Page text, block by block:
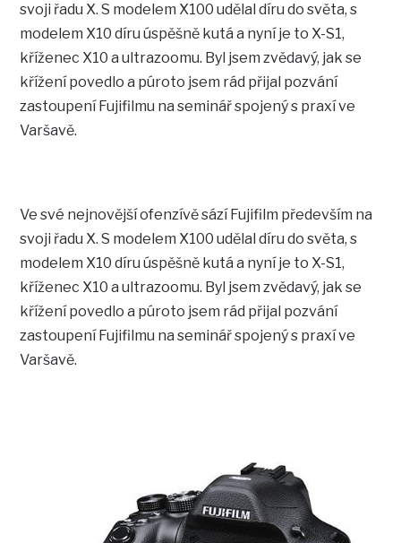
svoji řadu X. S modelem X100 udělal díru do světa, s
modelem X10 díru úspěšně kutá a nyní je to X-S1,
kříženec X10 a ultrazoomu. Byl jsem zvědavý, jak se
křížení povedlo a púroto jsem rád přijal pozvání
zastoupení Fujifilmu na seminář spojený s praxí ve
Varšavě.
Ve své nejnovější ofenzívě sází Fujifilm především na
svoji řadu X. S modelem X100 udělal díru do světa, s
modelem X10 díru úspěšně kutá a nyní je to X-S1,
kříženec X10 a ultrazoomu. Byl jsem zvědavý, jak se
křížení povedlo a púroto jsem rád přijal pozvání
zastoupení Fujifilmu na seminář spojený s praxí ve
Varšavě.